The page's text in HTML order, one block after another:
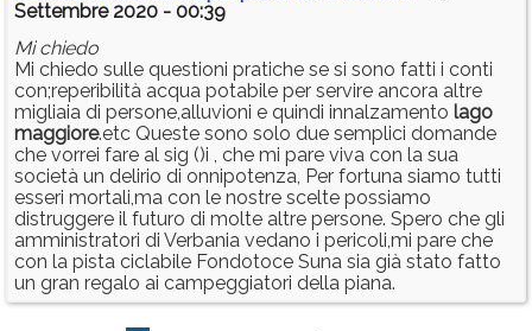
Settembre 2020 - 00:39
Mi chiedo
Mi chiedo sulle questioni pratiche se si sono fatti i conti
con;reperibilità acqua potabile per servire ancora altre
migliaia di persone,alluvioni e quindi innalzamento lago
maggiore.etc Queste sono solo due semplici domande
che vorrei fare al sig ()i , che mi pare viva con la sua
società un delirio di onnipotenza, Per fortuna siamo tutti
esseri mortali,ma con le nostre scelte possiamo
distruggere il futuro di molte altre persone. Spero che gli
amministratori di Verbania vedano i pericoli,mi pare che
con la pista ciclabile Fondotoce Suna sia già stato fatto
un gran regalo ai campeggiatori della piana.